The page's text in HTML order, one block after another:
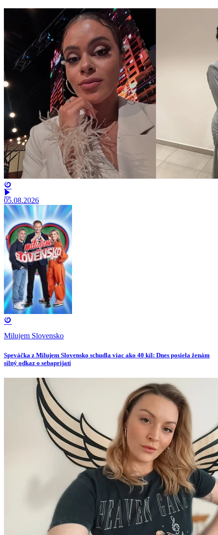
05.08.2026
Milujem Slovensko
Speváčka z Milujem Slovensko schudla viac ako 40 kíl: Dnes posiela ženám
silný odkaz o sebaprijatí